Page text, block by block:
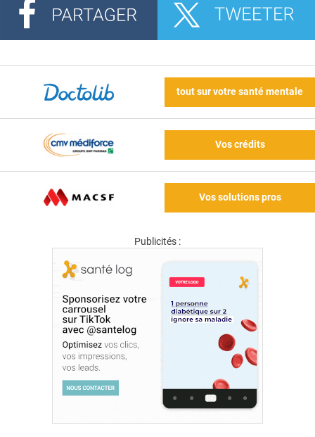
tout sur votre santé mentale
Vos crédits
Vos solutions pros
Publicités :